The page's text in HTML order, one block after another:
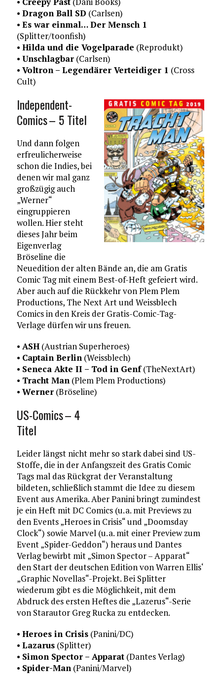
• Dragon Ball SD (Carlsen)
• Es war einmal… Der Mensch 1
(Splitter/toonfish)
• Hilda und die Vogelparade (Reprodukt)
• Unschlagbar(Carlsen)
• Voltron – Legendärer Verteidiger 1 (Cross
Cult)
Independent-
Comics – 5 Titel
Und dann folgen
erfreulicherweise
schon die Indies, bei
denen wir mal ganz
großzügig auch
„Werner“
eingruppieren
wollen. Hier steht
dieses Jahr beim
Eigenverlag
Bröseline die
Neuedition der alten Bände an, die am Gratis
Comic Tag mit einem Best-of-Heft gefeiert wird.
Aber auch auf die Rückkehr von Plem Plem
Productions, The Next Art und Weissblech
Comics in den Kreis der Gratis-Comic-Tag-
Verlage dürfen wir uns freuen.
• ASH(Austrian Superheroes)
• Captain Berlin(Weissblech)
• Seneca Akte II – Tod in Genf(TheNextArt)
• Tracht Man(Plem Plem Productions)
• Werner(Bröseline)
US-Comics – 4
Titel
Leider längst nicht mehr so stark dabei sind US-
Stoffe, die in der Anfangszeit des Gratis Comic
Tags mal das Rückgrat der Veranstaltung
bildeten, schließlich stammt die Idee zu diesem
Event aus Amerika. Aber Panini bringt zumindest
je ein Heft mit DC Comics (u. a. mit Previews zu
den Events „Heroes in Crisis“ und „Doomsday
Clock“) sowie Marvel (u. a. mit einer Preview zum
Event „Spider-Geddon“) heraus und Dantes
Verlag bewirbt mit „Simon Spector – Apparat“
den Start der deutschen Edition von Warren Ellis‘
„Graphic Novellas“-Projekt. Bei Splitter
wiederum gibt es die Möglichkeit, mit dem
Abdruck des ersten Heftes die „Lazerus“-Serie
von Starautor Greg Rucka zu entdecken.
• Heroes in Crisis(Panini/DC)
• Lazarus(Splitter)
• Simon Spector – Apparat(Dantes Verlag)
• Spider-Man(Panini/Marvel)